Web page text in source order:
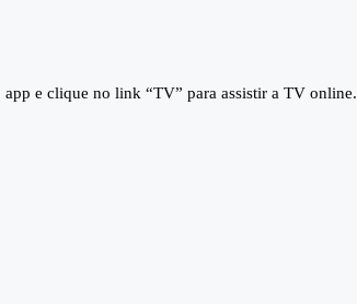
e clique no link “TV” para assistir a TV online.